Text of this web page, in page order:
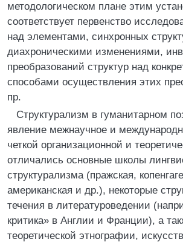
методологическом плане этим
соответствует первенство
над элементами, синхронных
диахроническими изменениями,
преобразований структур над
способами осуществления этих
пр.
Структурализм в гуманитарном
явление межнаучное и
четкой организационной и
отличались основные школы
структурализма (пражская,
американская и др.), некоторые
течения в литературоведении
критика» в Англии и Франции), а
теоретической этнографии,